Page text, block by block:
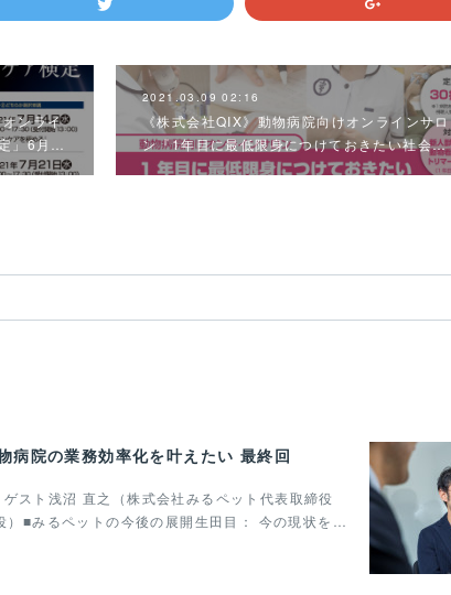
ンライ
」6月…
2021.03.09 02:16
《株式会社QIX》動物病院向けオンラインサロ
ン『1年目に最低限身につけておきたい社会…
病院の業務効率化を叶えたい 最終回
スト浅沼 直之（株式会社みるペット代表取締役
■みるペットの今後の展開生田目： 今の現状を…